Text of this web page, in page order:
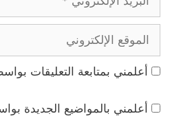
الإلكتروني
الموقع
الإلكتروني
أعلمني بمتابعة التعليقات
أعلمني بالمواضيع الجديدة